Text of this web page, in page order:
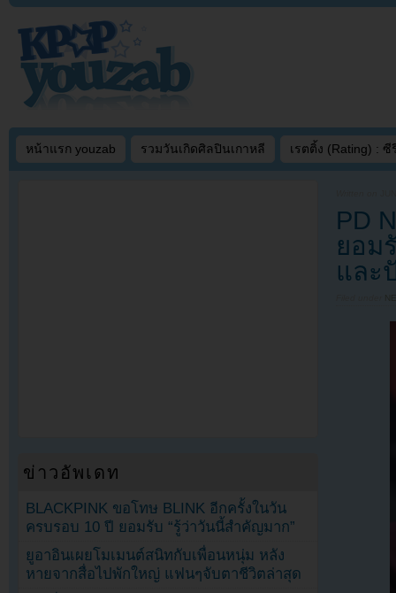
หน้าแรก youzab รวมวันเกิดศิลปินเกาหลี เรตติ้ง (Rating) : ซี
PD
ยอม
และ
ข่าวอัพเดท
BLACKPINK ขอโทษ BLINK อีกครั้งในวัน
ครบรอบ 10 ปี ยอมรับ “รู้ว่าวันนี้สำคัญมาก”
ยูอาอินเผยโมเมนต์สนิทกับเพื่อนหนุ่ม หลัง
หายจากสื่อไปพักใหญ่ แฟนๆจับตาชีวิตล่าสุด